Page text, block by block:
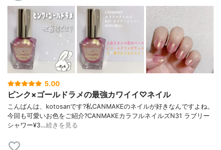
5.00
ピンク×ゴールドラメの最強カワイイ♡ネイル
こんばんは、kotosanです?私CANMAKEのネイルが好きなんですよね。
今回も可愛いお色をご紹介?CANMAKEカラフルネイルズN31 ラブリー
シャワー¥3…続きを見る